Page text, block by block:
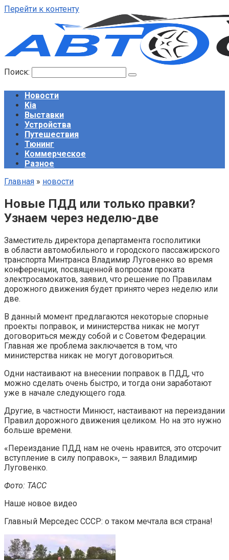
Перейти к контенту
Поиск:
Новости
Kia
Выставки
Устройства
Путешествия
Тюнинг
Коммерческое
Разное
Главная » новости
Новые ПДД или только правки?
Узнаем через неделю-две
Заместитель директора департамента госполитики
в области автомобильного и городского пассажирского
транспорта Минтранса Владимир Луговенко во время
конференции, посвященной вопросам проката
электросамокатов, заявил, что решение по Правилам
дорожного движения будет принято через неделю или
две.
В данный момент предлагаются некоторые спорные
проекты поправок, и министерства никак не могут
договориться между собой и с Советом Федерации.
Главная же проблема заключается в том, что
министерства никак не могут договориться.
Одни настаивают на внесении поправок в ПДД, что
можно сделать очень быстро, и тогда они заработают
уже в начале следующего года.
Другие, в частности Минюст, настаивают на переиздании
Правил дорожного движения целиком. Но на это нужно
больше времени.
«Переиздание ПДД нам не очень нравится, это отсрочит
вступление в силу поправок», — заявил Владимир
Луговенко.
Фото: ТАСС
Наше новое видео
Главный Мерседес СССР: о таком мечтала вся страна!